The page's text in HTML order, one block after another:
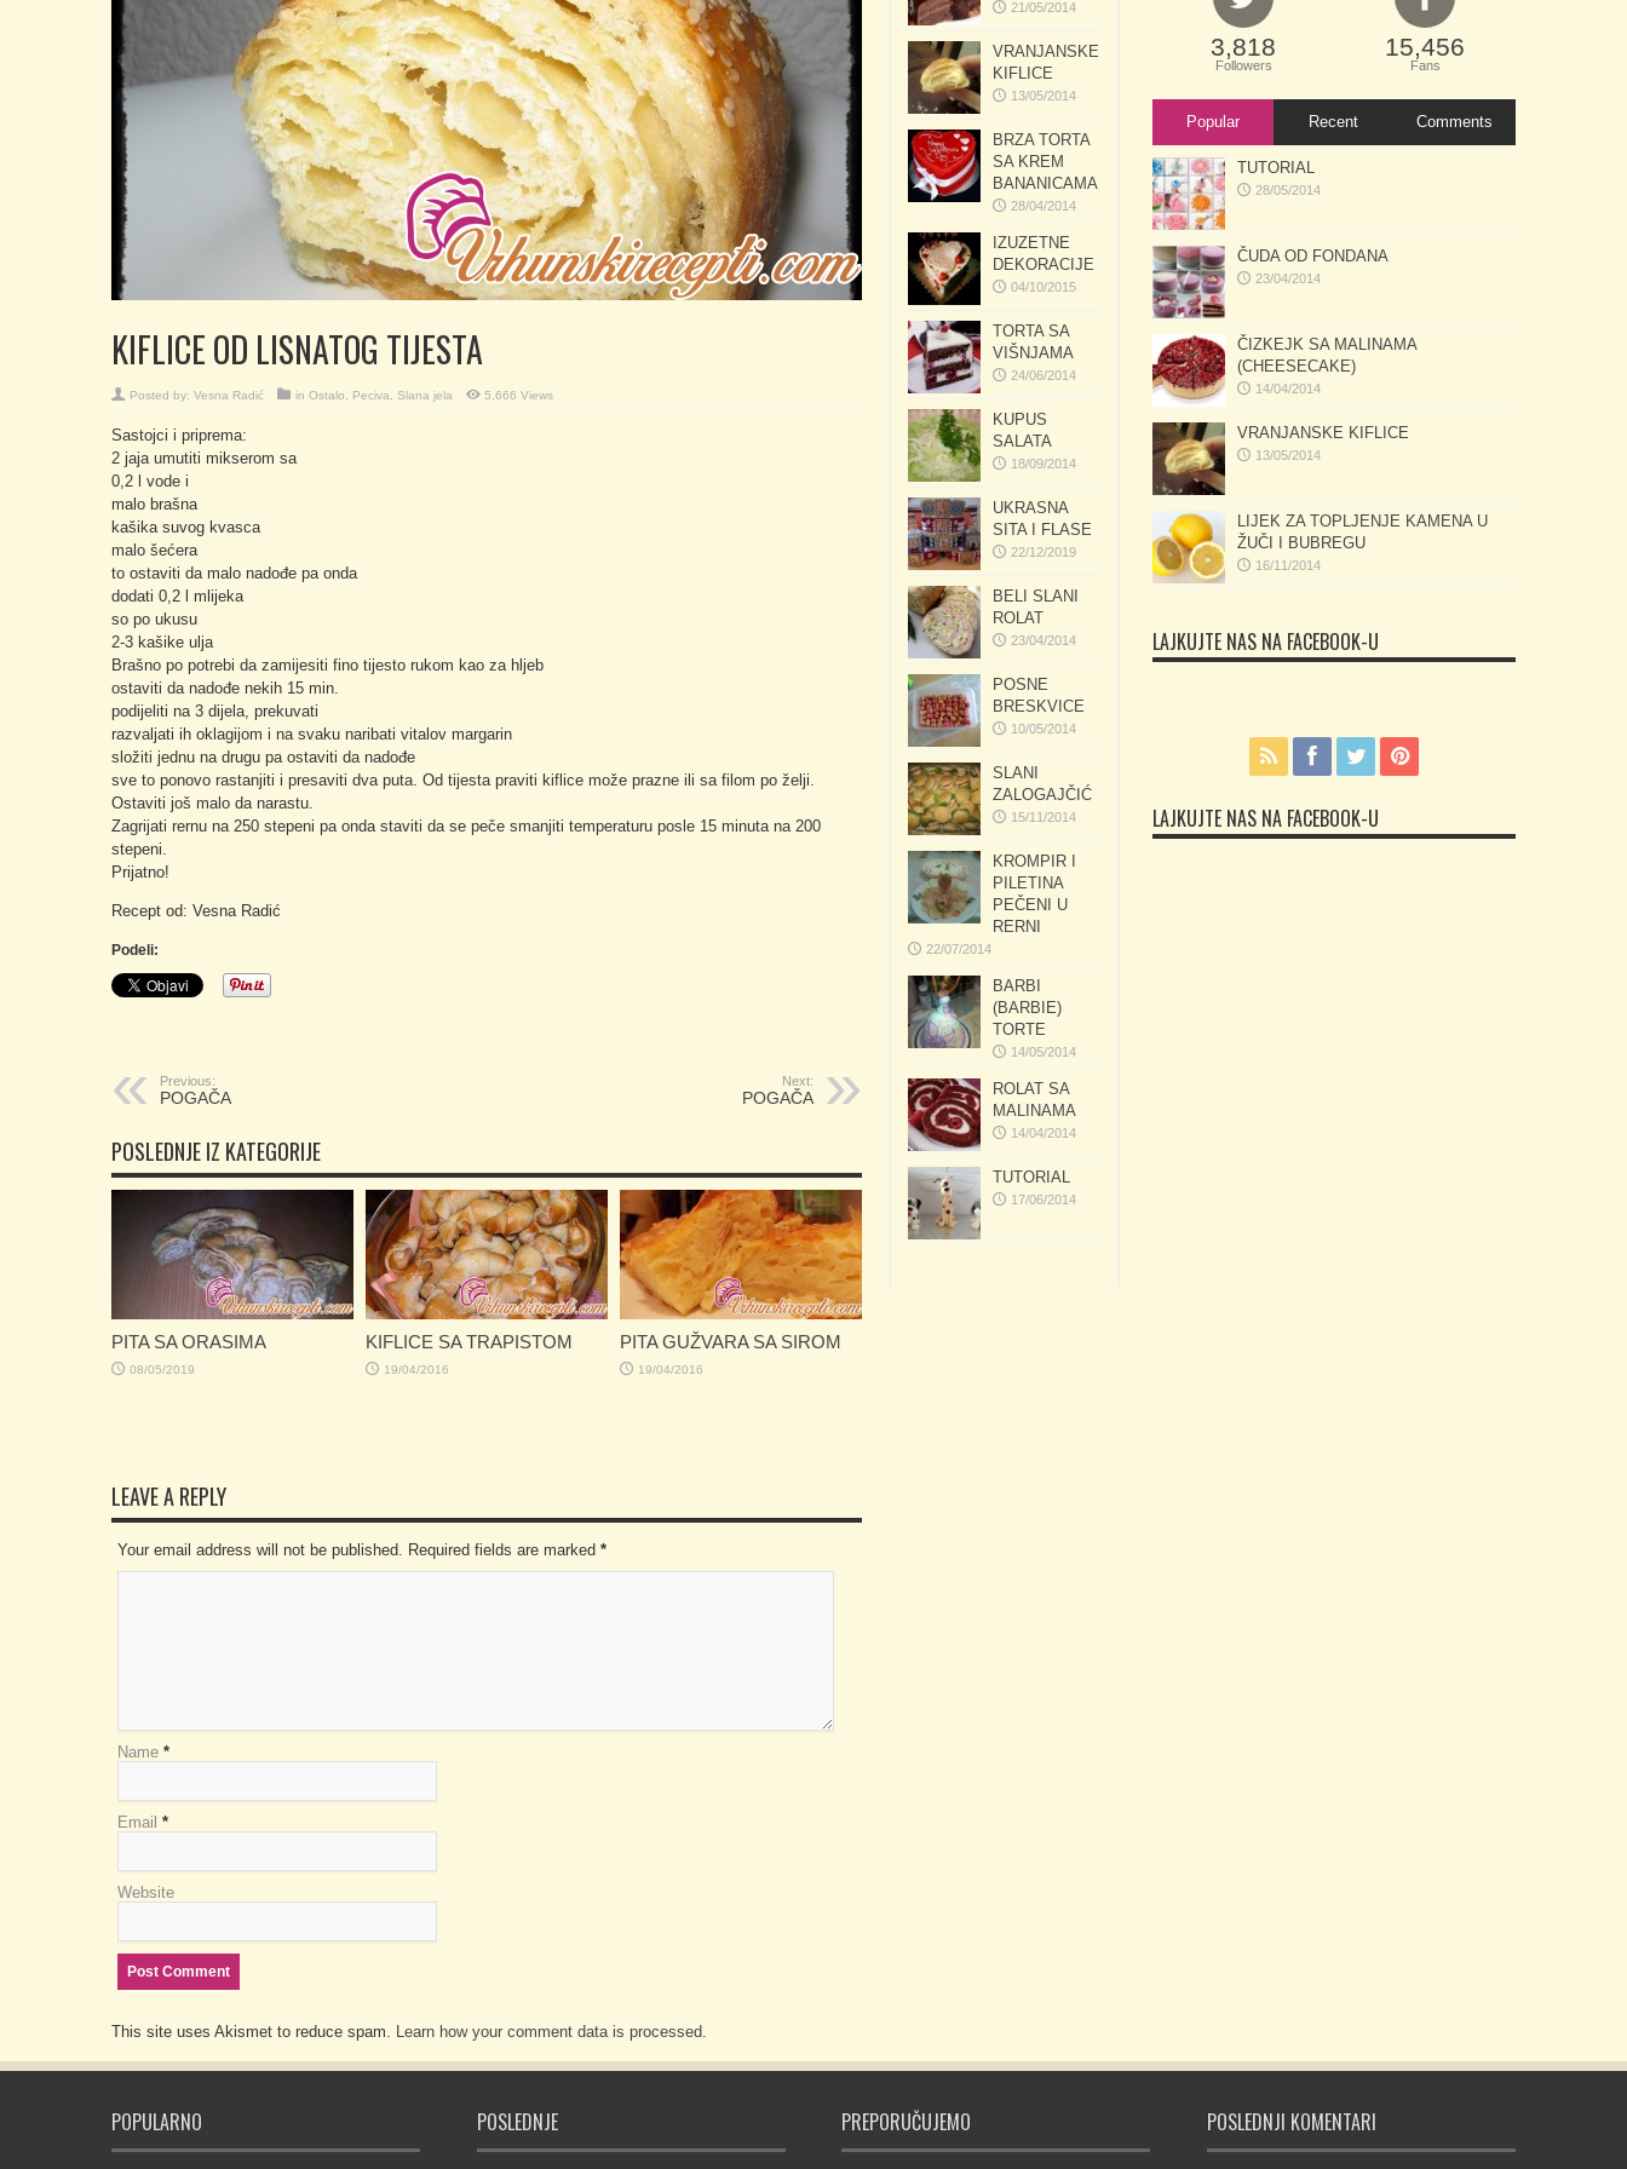
KIFLICE OD LISNATOG TIJESTA
Posted by: Vesna Radić in Ostalo Peciva Slana jela 5,666 Views
Sastojci i priprema:
2 jaja umutiti mikserom sa
0,2 l vode i
malo brašna
kašika suvog kvasca
malo šećera
to ostaviti da malo nadođe pa onda
dodati 0,2 l mlijeka
so po ukusu
2-3 kašike ulja
Brašno po potrebi da zamijesiti fino tijesto rukom kao za hljeb
ostaviti da nadođe nekih 15 min.
podijeliti na 3 dijela, prekuvati
razvaljati ih oklagijom i na svaku naribati vitalov margarin
složiti jednu na drugu pa ostaviti da nadođe
sve to ponovo rastanjiti i presaviti dva puta. Od tijesta praviti kiflice može prazne ili sa filom po želji.
Ostaviti još malo da narastu.
Zagrijati rernu na 250 stepeni pa onda staviti da se peče smanjiti temperaturu posle 15 minuta na 200
stepeni.
Prijatno!
Recept od: Vesna Radić
Podeli:
Previous:
POGAČA
Next:
POGAČA
POSLEDNJE IZ KATEGORIJE
PITA SA ORASIMA
08/05/2019
KIFLICE SA TRAPISTOM
19/04/2016
PITA GUŽVARA SA SIROM
19/04/2016
LEAVE A REPLY
Your email address will not be published. Required fields are marked *
Name *
Email *
Website
This site uses Akismet to reduce spam. Learn how your comment data is processed.
21/05/2014
VRANJANSKE
KIFLICE
13/05/2014
BRZA TORTA
SA KREM
BANANICAMA
28/04/2014
IZUZETNE
DEKORACIJE
04/10/2015
TORTA SA
VIŠNJAMA
24/06/2014
KUPUS
SALATA
18/09/2014
UKRASNA
SITA I FLASE
22/12/2019
BELI SLANI
ROLAT
23/04/2014
POSNE
BRESKVICE
10/05/2014
SLANI
ZALOGAJČIĆ
15/11/2014
KROMPIR I
PILETINA
PEČENI U
RERNI
22/07/2014
BARBI
(BARBIE)
TORTE
14/05/2014
ROLAT SA
MALINAMA
14/04/2014
TUTORIAL
17/06/2014
3,818
Followers
15,456
Fans
Popular Recent Comments
TUTORIAL
28/05/2014
ČUDA OD FONDANA
23/04/2014
ČIZKEJK SA MALINAMA
(CHEESECAKE)
14/04/2014
VRANJANSKE KIFLICE
13/05/2014
LIJEK ZA TOPLJENJE KAMENA U
ŽUČI I BUBREGU
16/11/2014
LAJKUJTE NAS NA FACEBOOK-U
LAJKUJTE NAS NA FACEBOOK-U
POPULARNO POSLEDNJE PREPORUČUJEMO POSLEDNJI KOMENTARI